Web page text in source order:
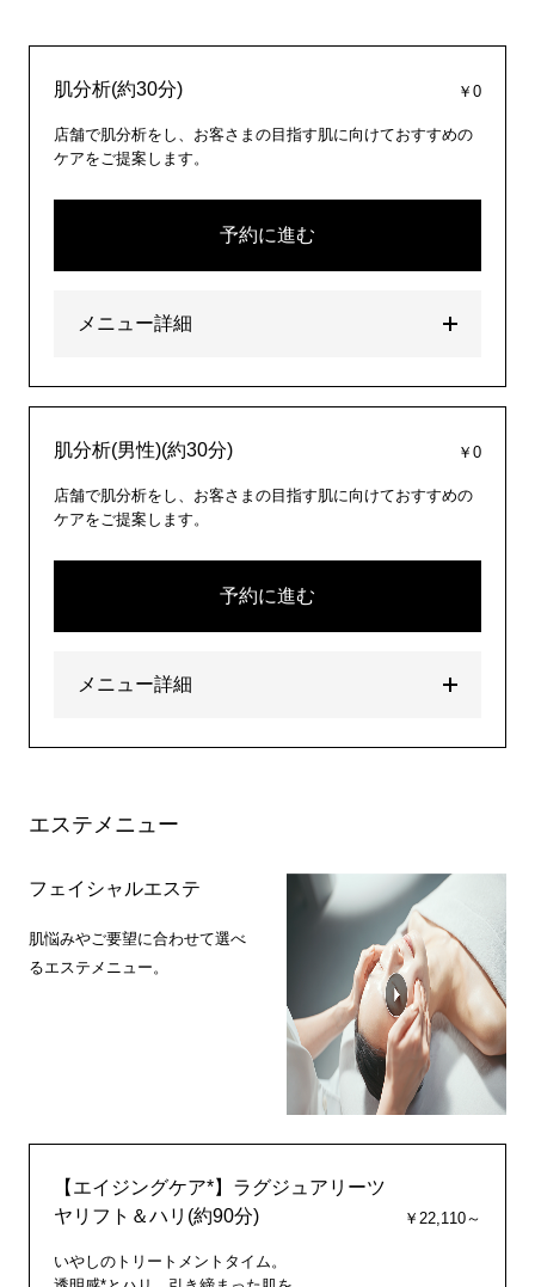
肌分析(約30分) ￥0
店舗で肌分析をし、お客さまの目指す肌に向けておすすめの
ケアをご提案します。
予約に進む
メニュー詳細
肌分析(男性)(約30分) ￥0
店舗で肌分析をし、お客さまの目指す肌に向けておすすめの
ケアをご提案します。
予約に進む
メニュー詳細
エステメニュー
フェイシャルエステ
肌悩みやご要望に合わせて選べ
るエステメニュー。
【エイジングケア*】ラグジュアリーツ
ヤリフト＆ハリ(約90分)
￥22,110～
いやしのトリートメントタイム。